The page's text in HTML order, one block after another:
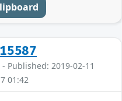
- Published: 2019-02-11
01:42